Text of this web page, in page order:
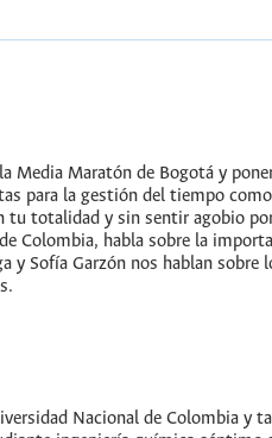
Media Maratón de Bogotá y
para la gestión del tiempo
tu totalidad y sin sentir agobio
Colombia, habla sobre la
y Sofía Garzón nos hablan
Nacional de Colombia y